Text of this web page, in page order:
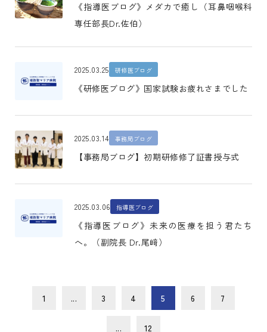
《指導医ブログ》メダカで癒し（耳鼻咽喉科
専任部長Dr.佐伯）
2025.03.25 研修医ブログ
《研修医ブログ》国家試験お疲れさまでした
2025.03.14 事務局ブログ
【事務局ブログ】初期研修修了証書授与式
2025.03.06 指導医ブログ
《指導医ブログ》未来の医療を担う君たち
へ。（副院長 Dr.尾﨑）
1 ... 3 4 5 6 7
... 12